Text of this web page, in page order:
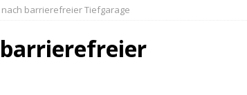
des 65. Fasnetsumzugs Dillweißenstein
barrierefreier Tiefgarage